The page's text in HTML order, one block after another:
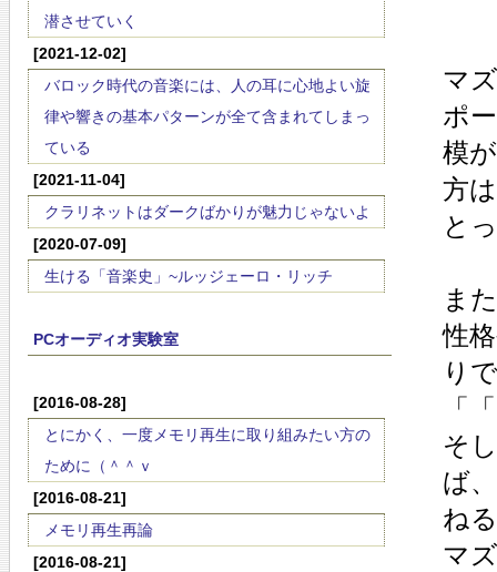
潜させていく
[2021-12-02]
バロック時代の音楽には、人の耳に心地よい旋
律や響きの基本パターンが全て含まれてしまっ
ている
[2021-11-04]
クラリネットはダークばかりが魅力じゃないよ
[2020-07-09]
生ける「音楽史」~ルッジェーロ・リッチ
PCオーディオ実験室
[2016-08-28]
とにかく、一度メモリ再生に取り組みたい方の
ために（＾＾ｖ
[2016-08-21]
メモリ再生再論
[2016-08-21]
マ
ポ
模
方
と
ま
性
り
「
そ
ば
ね
マ